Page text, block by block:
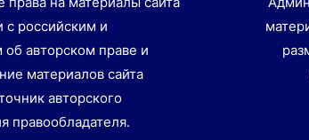
российским и
авторском праве и
материалов сайта
авторского
правообладателя.